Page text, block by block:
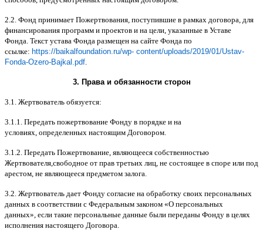
2.2. Фонд принимает Пожертвования поступившие в рамках договора для
финансирования программ и проектов и на цели указанные в Уставе
Фонда Текст устава Фонда размещен на сайте Фонда по
ссылке: https://baikalfoundation.ru/wp- content/uploads/2019/01/Ustav-
Fonda-Ozero-Bajkal.pdf
3. Права и обязанности сторон
3.1. Жертвователь обязуется:
3.1.1. Передать пожертвование Фонду в порядке и на
условиях определенных настоящим Договором
3.1.2. Передать Пожертвование являющееся собственностью
Жертвователя свободное от прав третьих лиц не состоящее в споре или под
арестом не являющееся предметом залога
3.2. Жертвователь дает Фонду согласие на обработку своих персональных
данных в соответствии с Федеральным законом «О персональных
данных», если такие персональные данные были переданы Фонду в целях
исполнения настоящего Договора